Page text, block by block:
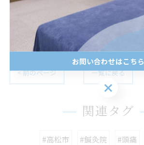
--
肩こり 首こり
< 前のページ 一覧に戻る
関連タグ
#高松市 #鍼灸院 #頭痛
お問い合わせはこちら
お問い合わせはこちら